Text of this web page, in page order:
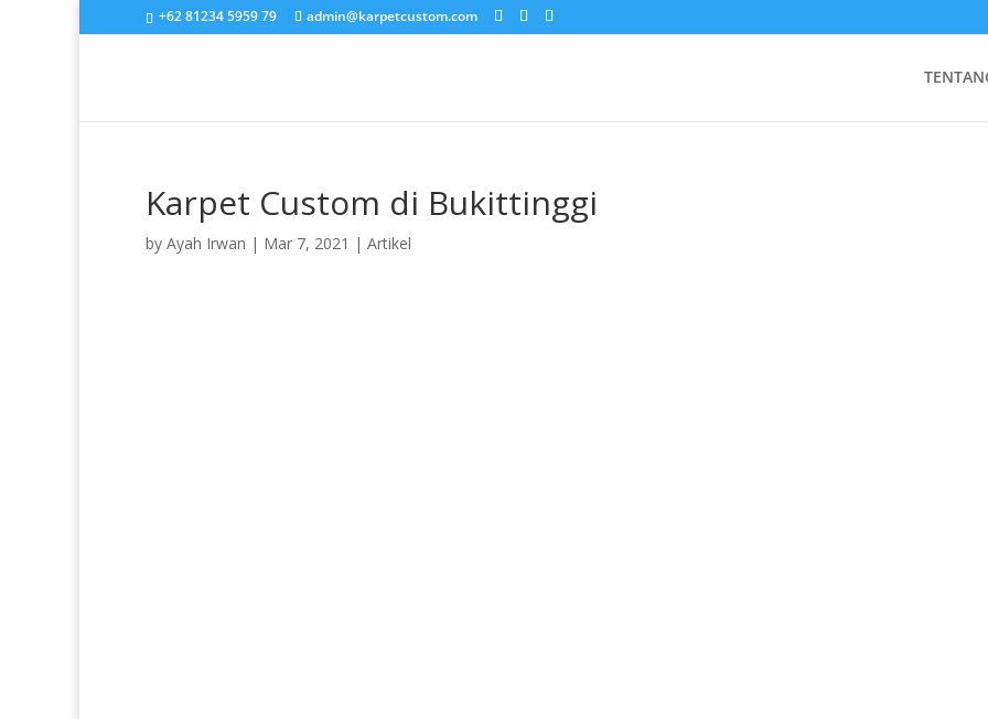
+62 81234 5959 79 admin@karpetcustom.com
Karpet Custom di Bukittinggi
by Ayah Irwan | Mar 7, 2021 | Artikel